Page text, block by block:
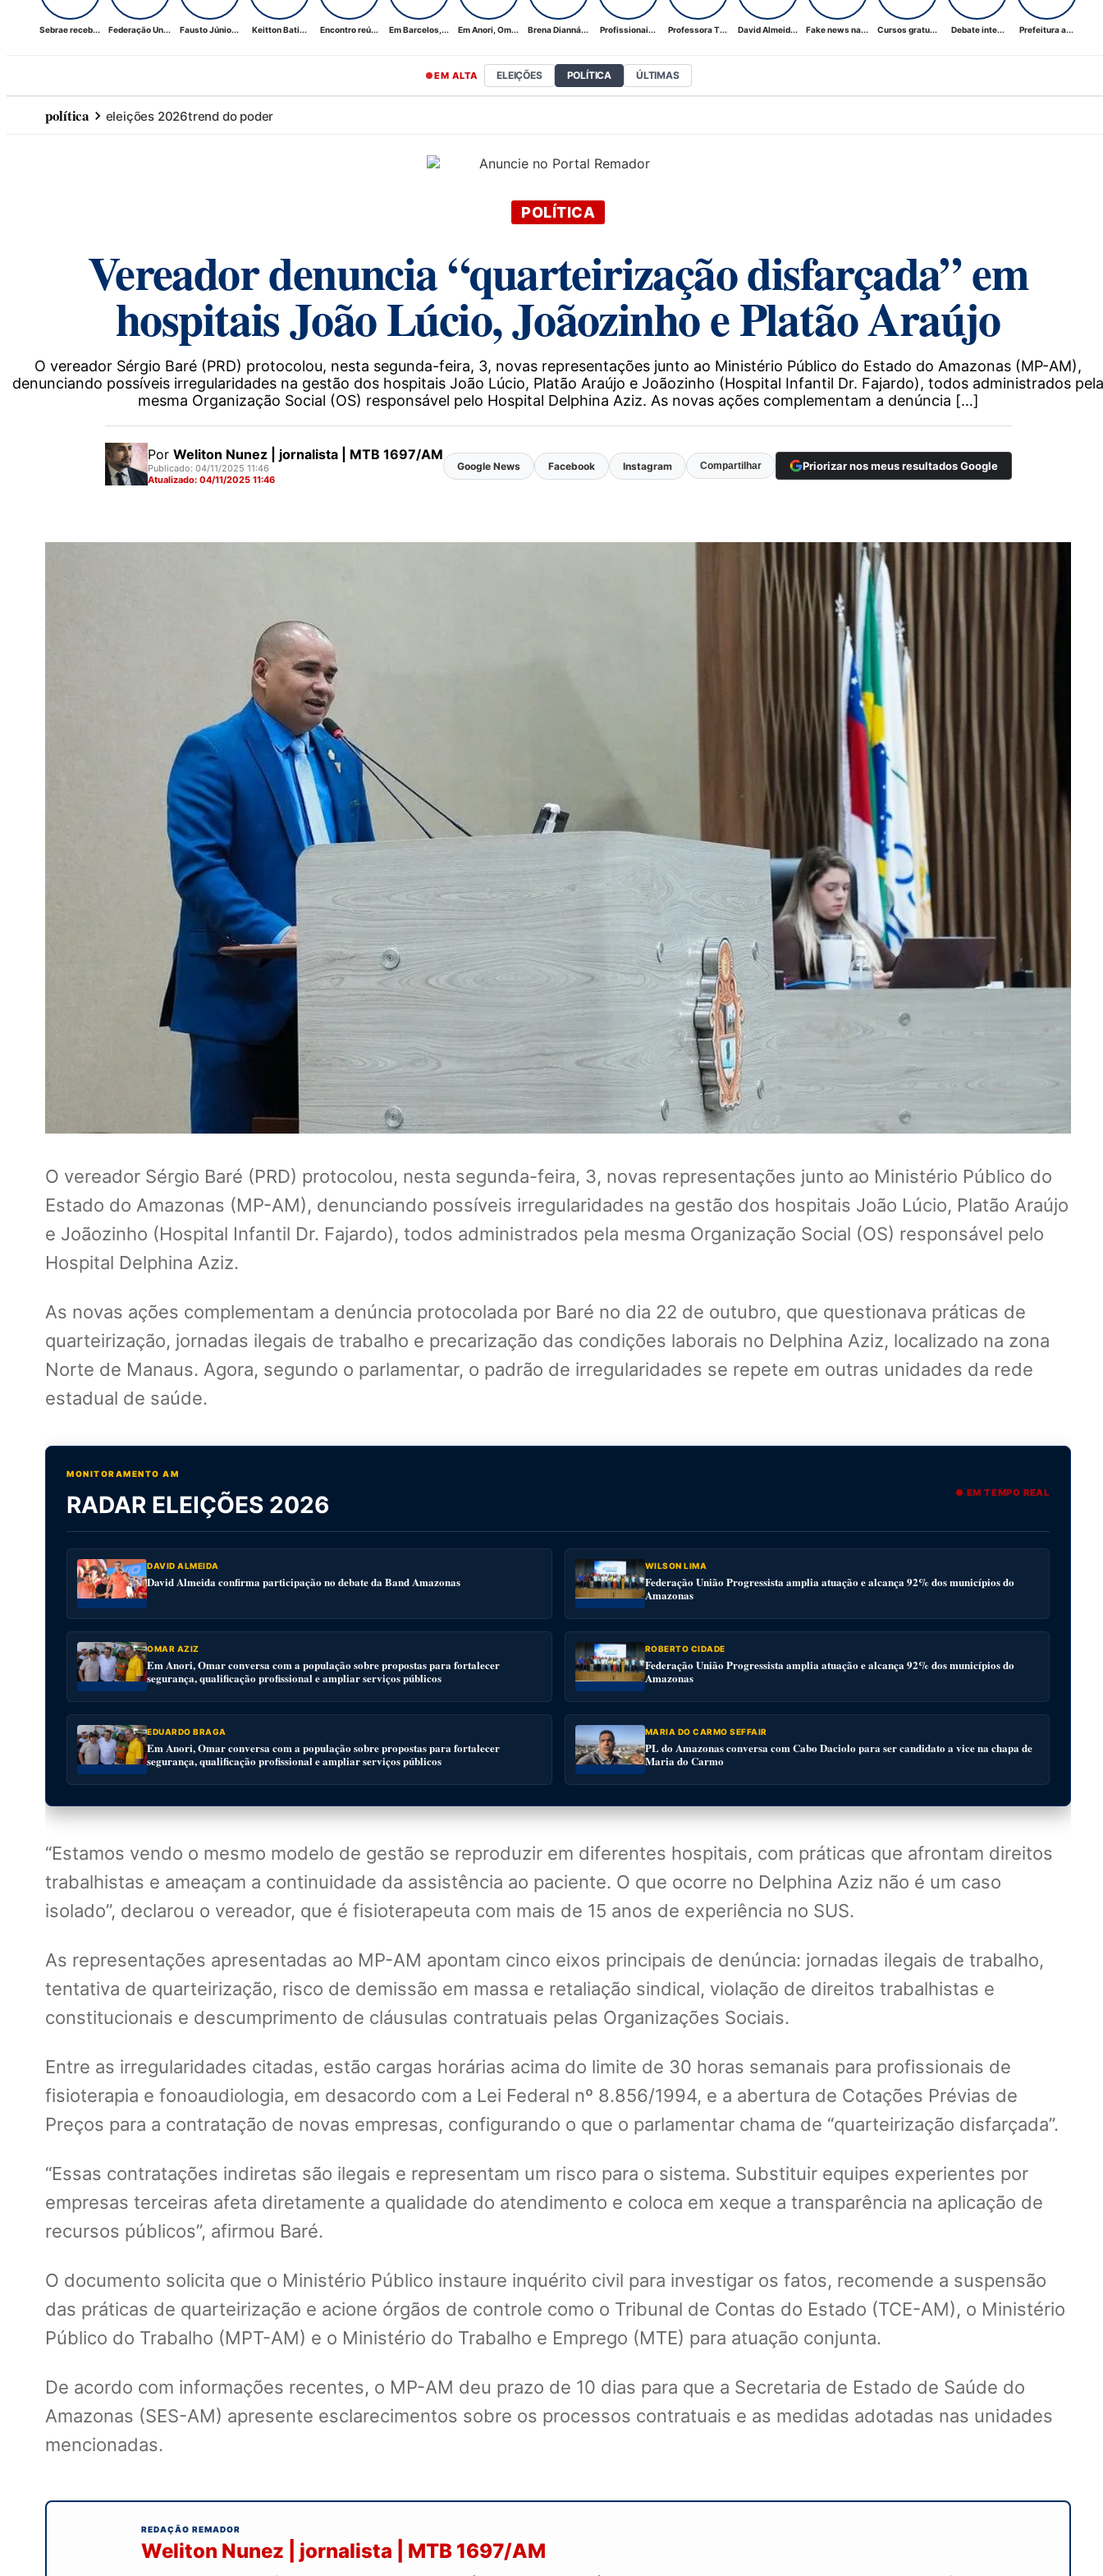
Sebrae receb... Federação Un... Fausto Júnio... Keitton Bati... Encontro reú... Em Barcelos,... Em Anori, Om... Brena Dianná... Profissionai... Professora T... David Almeid... Fake news na... Cursos gratu... Debate inte... Prefeitura a...
EM ALTA ELEIÇÕES POLÍTICA ÚLTIMAS
política eleições 2026trend do poder
POLÍTICA
Vereador denuncia “quarteirização disfarçada” em
hospitais João Lúcio, Joãozinho e Platão Araújo
O vereador Sérgio Baré (PRD) protocolou, nesta segunda-feira, 3, novas representações junto ao Ministério Público do Estado do Amazonas (MP-AM),
denunciando possíveis irregularidades na gestão dos hospitais João Lúcio, Platão Araújo e Joãozinho (Hospital Infantil Dr. Fajardo), todos administrados pela
mesma Organização Social (OS) responsável pelo Hospital Delphina Aziz. As novas ações complementam a denúncia […]
Por Weliton Nunez | jornalista | MTB 1697/AM
Publicado: 04/11/2025 11:46
Atualizado: 04/11/2025 11:46
Google News Facebook Instagram Compartilhar Priorizar nos meus resultados Google
O vereador Sérgio Baré (PRD) protocolou, nesta segunda-feira, 3, novas representações junto ao Ministério Público do
Estado do Amazonas (MP-AM), denunciando possíveis irregularidades na gestão dos hospitais João Lúcio, Platão Araújo
e Joãozinho (Hospital Infantil Dr. Fajardo), todos administrados pela mesma Organização Social (OS) responsável pelo
Hospital Delphina Aziz.
As novas ações complementam a denúncia protocolada por Baré no dia 22 de outubro, que questionava práticas de
quarteirização, jornadas ilegais de trabalho e precarização das condições laborais no Delphina Aziz, localizado na zona
Norte de Manaus. Agora, segundo o parlamentar, o padrão de irregularidades se repete em outras unidades da rede
estadual de saúde.
MONITORAMENTO AM
RADAR ELEIÇÕES 2026 ● EM TEMPO REAL
DAVID ALMEIDA
David Almeida confirma participação no debate da Band Amazonas
WILSON LIMA
Federação União Progressista amplia atuação e alcança 92% dos municípios do
Amazonas
OMAR AZIZ
Em Anori, Omar conversa com a população sobre propostas para fortalecer
segurança, qualificação profissional e ampliar serviços públicos
ROBERTO CIDADE
Federação União Progressista amplia atuação e alcança 92% dos municípios do
Amazonas
EDUARDO BRAGA
Em Anori, Omar conversa com a população sobre propostas para fortalecer
segurança, qualificação profissional e ampliar serviços públicos
MARIA DO CARMO SEFFAIR
PL do Amazonas conversa com Cabo Daciolo para ser candidato a vice na chapa de
Maria do Carmo
“Estamos vendo o mesmo modelo de gestão se reproduzir em diferentes hospitais, com práticas que afrontam direitos
trabalhistas e ameaçam a continuidade da assistência ao paciente. O que ocorre no Delphina Aziz não é um caso
isolado”, declarou o vereador, que é fisioterapeuta com mais de 15 anos de experiência no SUS.
As representações apresentadas ao MP-AM apontam cinco eixos principais de denúncia: jornadas ilegais de trabalho,
tentativa de quarteirização, risco de demissão em massa e retaliação sindical, violação de direitos trabalhistas e
constitucionais e descumprimento de cláusulas contratuais pelas Organizações Sociais.
Entre as irregularidades citadas, estão cargas horárias acima do limite de 30 horas semanais para profissionais de
fisioterapia e fonoaudiologia, em desacordo com a Lei Federal nº 8.856/1994, e a abertura de Cotações Prévias de
Preços para a contratação de novas empresas, configurando o que o parlamentar chama de “quarteirização disfarçada”.
“Essas contratações indiretas são ilegais e representam um risco para o sistema. Substituir equipes experientes por
empresas terceiras afeta diretamente a qualidade do atendimento e coloca em xeque a transparência na aplicação de
recursos públicos”, afirmou Baré.
O documento solicita que o Ministério Público instaure inquérito civil para investigar os fatos, recomende a suspensão
das práticas de quarteirização e acione órgãos de controle como o Tribunal de Contas do Estado (TCE-AM), o Ministério
Público do Trabalho (MPT-AM) e o Ministério do Trabalho e Emprego (MTE) para atuação conjunta.
De acordo com informações recentes, o MP-AM deu prazo de 10 dias para que a Secretaria de Estado de Saúde do
Amazonas (SES-AM) apresente esclarecimentos sobre os processos contratuais e as medidas adotadas nas unidades
mencionadas.
REDAÇÃO REMADOR
Weliton Nunez | jornalista | MTB 1697/AM